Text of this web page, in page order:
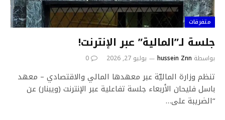
متفرقات
جلسة لـ”المالية” عبر الإنترنت!
بواسطة hussein Znn يوليو 27, 2026 0
تنظم وزارة الماليّة عبر معهدها المالي والاقتصادي – معهد
باسل فليحان الأربعاء جلسة تفاعلية عبر الإنترنت (ويبنار) عن
“الضريبة على…